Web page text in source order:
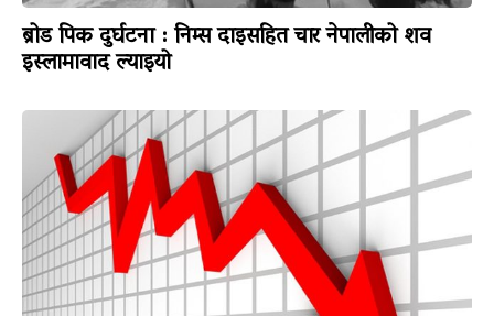
ब्रोड पिक दुर्घटना : निम्स दाइसहित चार नेपालीको शव
इस्लामावाद ल्याइयो